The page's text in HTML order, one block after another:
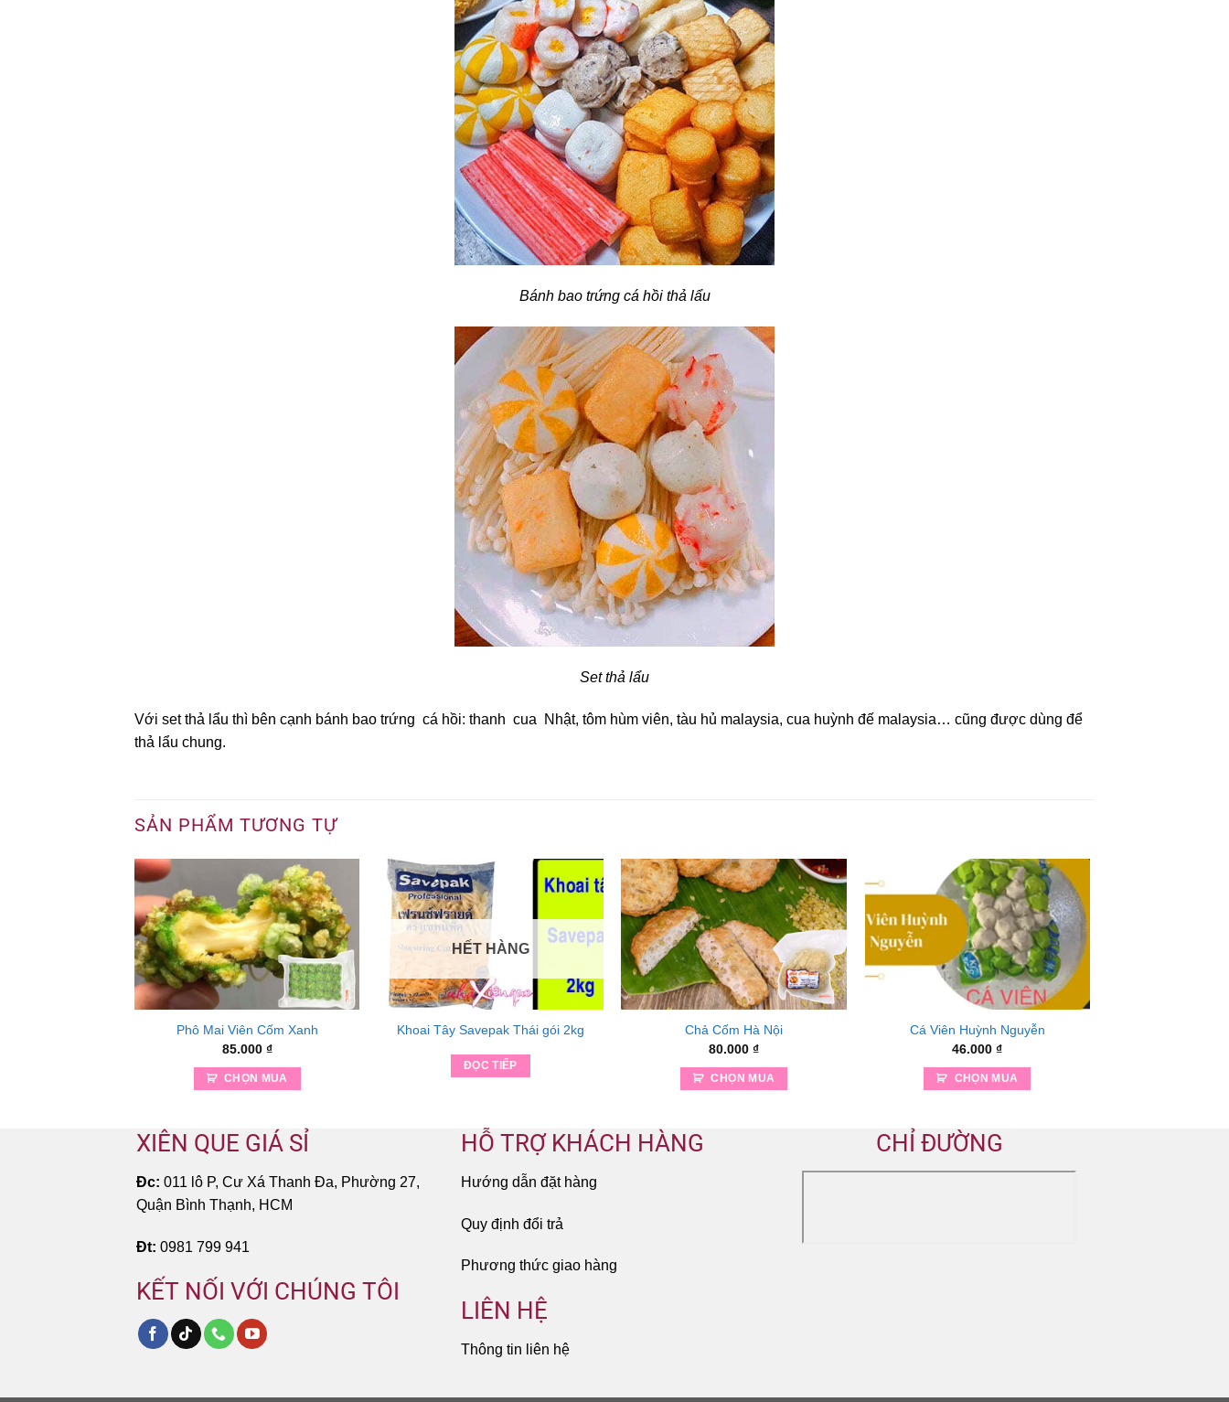
Bánh bao trứng cá hồi thả lẩu
Set thả lẩu
Với set thả lẩu thì bên cạnh bánh bao trứng cá hồi: thanh cua Nhật, tôm hùm viên, tàu hủ malaysia, cua huỳnh đế malaysia… cũng được dùng để
thả lẩu chung.
SẢN PHẨM TƯƠNG TỰ
Phô Mai Viên Cốm Xanh
85.000 ₫
CHỌN MUA
HẾT HÀNG
Khoai Tây Savepak Thái gói 2kg
ĐỌC TIẾP
Chả Cốm Hà Nội
80.000₫
CHỌN MUA
Cá Viên Huỳnh Nguyễn
46.000₫
CHỌN MUA
XIÊN QUE GIÁ SỈ
Đc: 011 lô P, Cư Xá Thanh Đa, Phường 27,
Quận Bình Thạnh, HCM
Đt: 0981 799 941
KẾT NỐI VỚI CHÚNG TÔI
HỖ TRỢ KHÁCH HÀNG
Hướng dẫn đặt hàng
Quy định đổi trả
Phương thức giao hàng
LIÊN HỆ
Thông tin liên hệ
CHỈ ĐƯỜNG